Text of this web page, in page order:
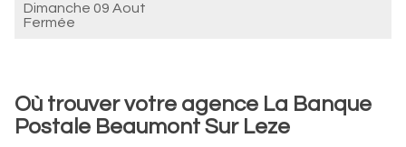
Dimanche 09 Aout
Fermée
Où trouver votre agence La Banque
Postale Beaumont Sur Leze